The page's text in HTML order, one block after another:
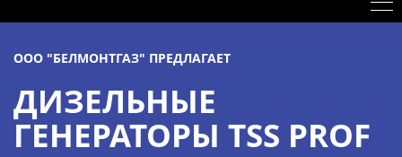
ООО "БЕЛМОНТГАЗ" ПРЕДЛАГАЕТ
ДИЗЕЛЬНЫЕ
ГЕНЕРАТОРЫ TSS PROF